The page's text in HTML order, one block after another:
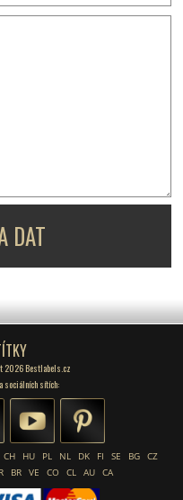
DAT
Bestlabels.cz
sociálních sítích:
CH HU PL NL DK FI SE BG CZ
BR VE CO CL AU CA